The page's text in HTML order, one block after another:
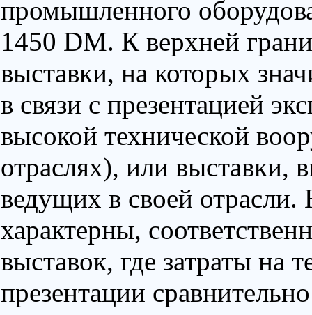
промышленного
1450 DM. К верхней
выставки, на которых
в связи с презентацией
высокой технической
отраслях), или
ведущих в своей
характерны,
выставок, где затраты на
презентации